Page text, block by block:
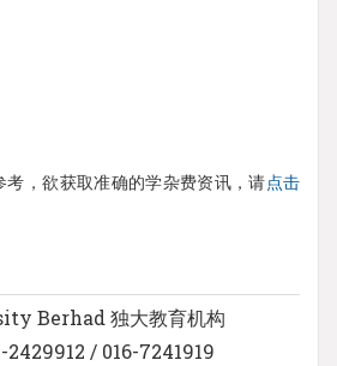
考，欲获取准确的学杂费资讯，请点击
Berhad 独大教育机构
/ 016-7241919